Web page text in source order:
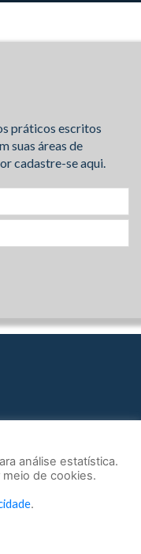
práticos escritos
suas áreas de
cadastre-se aqui.
análise estatística.
de cookies.
.